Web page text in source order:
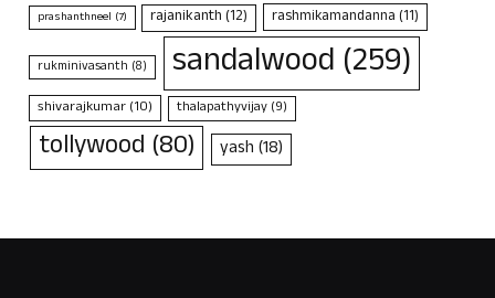
prashanthneel (7) rajanikanth(12) rashmikamandanna(11)
rukminivasanth (8) sandalwood (259)
shivarajkumar(10) thalapathyvijay(9)
tollywood (80) yash(18)